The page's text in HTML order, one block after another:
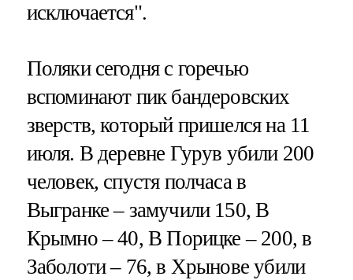
исключается".
Поляки сегодня с горечью
вспоминают пик бандеровских
зверств, который пришелся на 11
июля. В деревне Гурув убили 200
человек, спустя полчаса в
Выгранке – замучили 150, В
Крымно – 40, В Порицке – 200, в
Заболоти – 76, в Хрынове убили